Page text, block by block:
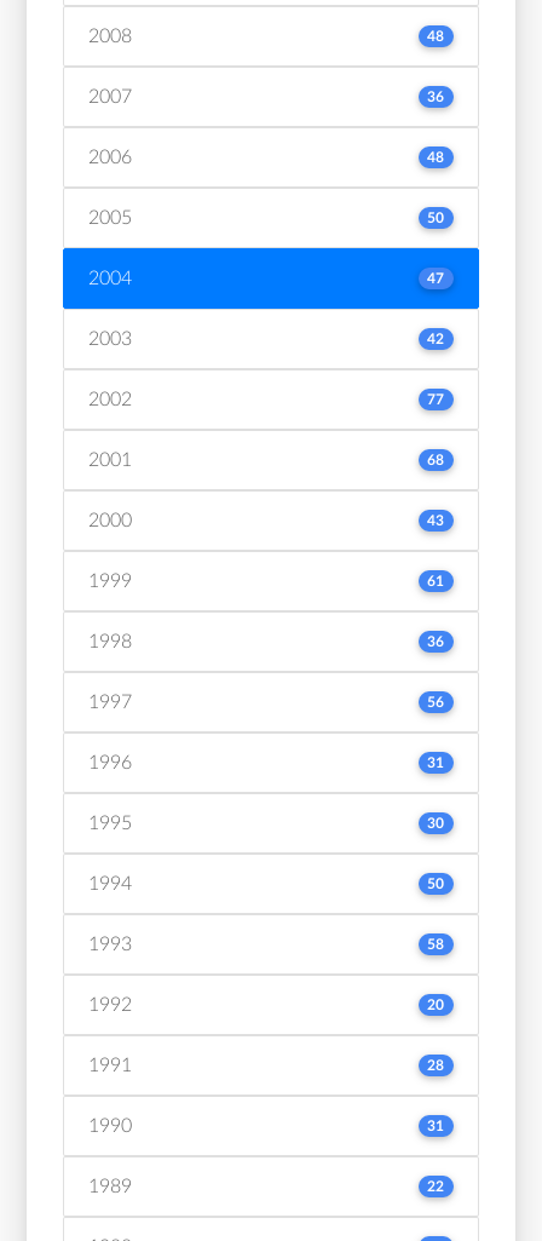
2008 48
2007 36
2006 48
2005 50
2004 47
2003 42
2002 77
2001 68
2000 43
1999 61
1998 36
1997 56
1996 31
1995 30
1994 50
1993 58
1992 20
1991 28
1990 31
1989 22